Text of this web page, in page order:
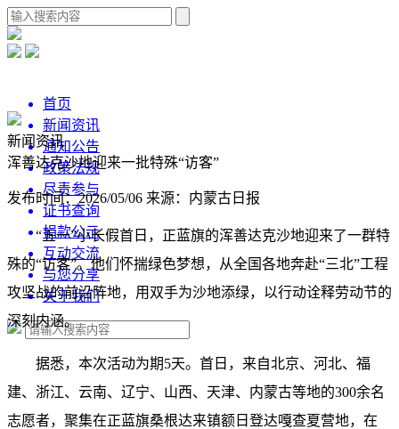
首页
新闻资讯
通知公告
政策法规
尽责参与
证书查询
捐款公示
互动交流
与您分享
关于我们
新闻资讯
浑善达克沙地迎来一批特殊“访客”
发布时间：2026/05/06 来源：内蒙古日报
“五一”小长假首日，正蓝旗的浑善达克沙地迎来了一群特
殊的“访客”。他们怀揣绿色梦想，从全国各地奔赴“三北”工程
攻坚战的前沿阵地，用双手为沙地添绿，以行动诠释劳动节的
深刻内涵。
据悉，本次活动为期5天。首日，来自北京、河北、福
建、浙江、云南、辽宁、山西、天津、内蒙古等地的300余名
志愿者，聚集在正蓝旗桑根达来镇额日登达嘎查夏营地，在